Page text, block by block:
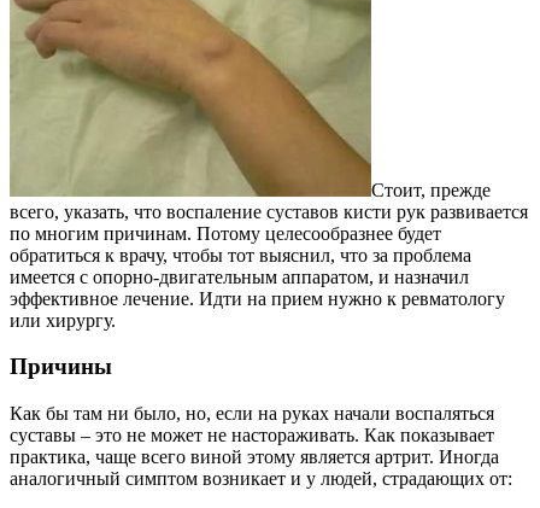
Стоит, прежде
всего, указать, что воспаление суставов кисти рук развивается
по многим причинам. Потому целесообразнее будет
обратиться к врачу, чтобы тот выяснил, что за проблема
имеется с опорно-двигательным аппаратом, и назначил
эффективное лечение. Идти на прием нужно к ревматологу
или хирургу.
Причины
Как бы там ни было, но, если на руках начали воспаляться
суставы – это не может не настораживать. Как показывает
практика, чаще всего виной этому является артрит. Иногда
аналогичный симптом возникает и у людей, страдающих от: